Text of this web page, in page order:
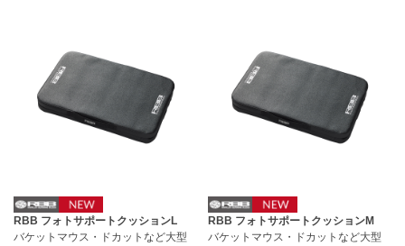
RBB フォトサポートクッションL
バケットマウス・ドカットなど大型
RBB フォトサポートクッションM
バケットマウス・ドカットなど大型